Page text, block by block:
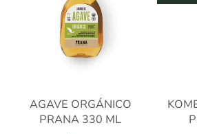
AGAVE ORGÁNICO
PRANA 330 ML